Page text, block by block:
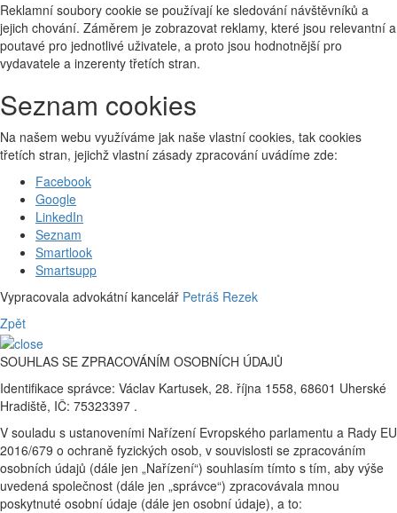
Reklamní soubory cookie se používají ke sledování návštěvníků a
jejich chování. Záměrem je zobrazovat reklamy, které jsou relevantní a
poutavé pro jednotlivé uživatele, a proto jsou hodnotnější pro
vydavatele a inzerenty třetích stran.
Seznam cookies
Na našem webu využíváme jak naše vlastní cookies, tak cookies
třetích stran, jejichž vlastní zásady zpracování uvádíme zde:
Facebook
Google
LinkedIn
Seznam
Smartlook
Smartsupp
Vypracovala advokátní kancelář Petráš Rezek
Zpět
SOUHLAS SE ZPRACOVÁNÍM OSOBNÍCH ÚDAJŮ
Identifikace správce: Václav Kartusek, 28. října 1558, 68601 Uherské
Hradiště, IČ: 75323397 .
V souladu s ustanoveními Nařízení Evropského parlamentu a Rady EU
2016/679 o ochraně fyzických osob, v souvislosti se zpracováním
osobních údajů (dále jen „Nařízení“) souhlasím tímto s tím, aby výše
uvedená společnost (dále jen „správce“) zpracovávala mnou
poskytnuté osobní údaje (dále jen osobní údaje), a to: